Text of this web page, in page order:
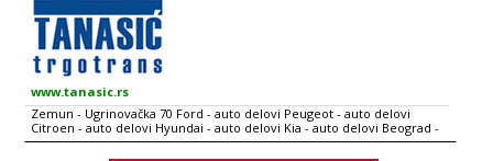
www.tanasic.rs
Zemun - Ugrinovačka 70 Ford - auto delovi Peugeot - auto delovi
Citroen - auto delovi Hyundai - auto delovi Kia - auto delovi Beograd -
Dunavska 74b Beograd - Bulevar Kralja Aleksandra 390 Ovlašćeni smo
distributeri sledećih proizvođača autodelova: QUINTON HAZELL